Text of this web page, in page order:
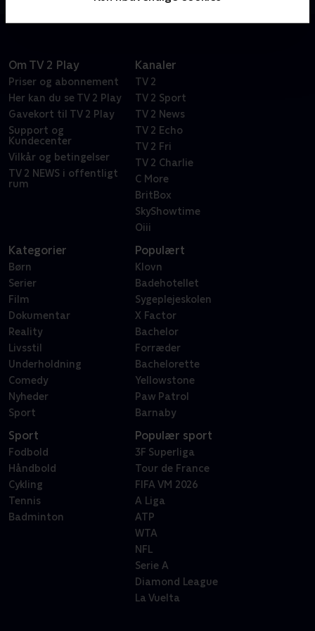
Om TV 2 Play
Priser og abonnement
Her kan du se TV 2 Play
Gavekort til TV 2 Play
Support og
Kundecenter
Vilkår og betingelser
TV 2 NEWS i offentligt
rum
Kanaler
TV 2
TV 2 Sport
TV 2 News
TV 2 Echo
TV 2 Fri
TV 2 Charlie
C More
BritBox
SkyShowtime
Oiii
Kategorier
Børn
Serier
Film
Dokumentar
Reality
Livsstil
Underholdning
Comedy
Nyheder
Sport
Populært
Klovn
Badehotellet
Sygeplejeskolen
X Factor
Bachelor
Forræder
Bachelorette
Yellowstone
Paw Patrol
Barnaby
Sport
Fodbold
Håndbold
Cykling
Tennis
Badminton
Populær sport
3F Superliga
Tour de France
FIFA VM 2026
A Liga
ATP
WTA
NFL
Serie A
Diamond League
La Vuelta